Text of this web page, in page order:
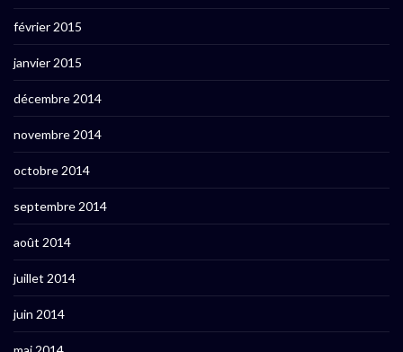
février 2015
janvier 2015
décembre 2014
novembre 2014
octobre 2014
septembre 2014
août 2014
juillet 2014
juin 2014